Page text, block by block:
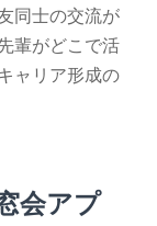
同士の交流が
輩がどこで活
ャリア形成の
会アプ